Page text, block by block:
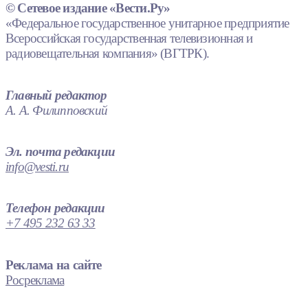
© Сетевое издание «Вести.Ру»
«Федеральное государственное унитарное предприятие
Всероссийская государственная телевизионная и
радиовещательная компания» (ВГТРК).
Главный редактор
А. А. Филипповский
Эл. почта редакции
info@vesti.ru
Телефон редакции
+7 495 232 63 33
Реклама на сайте
Росреклама